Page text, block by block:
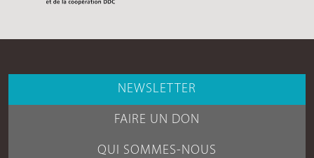
NEWSLETTER
FAIRE UN DON
QUI SOMMES-NOUS